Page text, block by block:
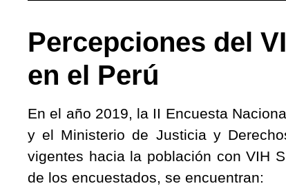
Percepciones del
en el Perú
En el año 2019, la II Encuesta
y el Ministerio de Justicia y
vigentes hacia la población con VIH
de los encuestados, se encuentran: